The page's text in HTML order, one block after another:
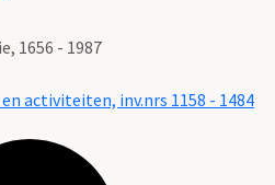
1656 - 1987
activiteiten, inv.nrs 1158 - 1484